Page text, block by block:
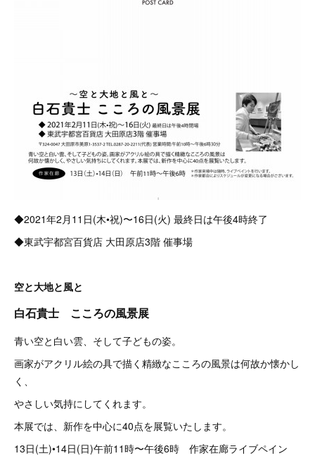
◆2021年2月11日(木•祝)〜16日(火) 最終日は午後4時終了
◆東武宇都宮百貨店 大田原店3階 催事場
空と大地と風と
白石貴士 こころの風景展
青い空と白い雲、そして子どもの姿。
画家がアクリル絵の具で描く精緻なこころの風景は何故か懐かし
く、
やさしい気持にしてくれます。
本展では、新作を中心に40点を展覧いたします。
13日(土)•14日(日)午前11時〜午後6時 作家在廊ライブペイン